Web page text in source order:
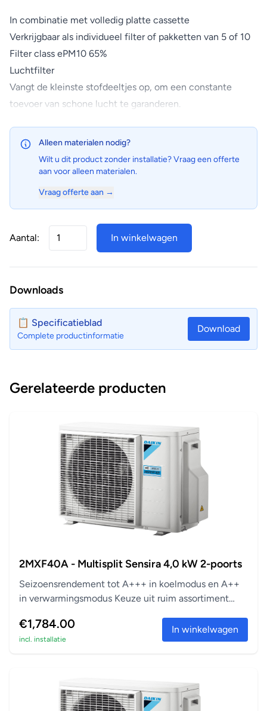
In combinatie met volledig platte cassette
Verkrijgbaar als individueel filter of pakketten van 5 of 10
Filter class ePM10 65%
Luchtfilter
Vangt de kleinste stofdeeltjes op, om een constante
toevoer van schone lucht te garanderen.
Alleen materialen nodig?
Wilt u dit product zonder installatie? Vraag een offerte
aan voor alleen materialen.
Vraag offerte aan →
Aantal: In winkelwagen
Downloads
📋 Specificatieblad
Complete productinformatie
Download
Gerelateerde producten
2MXF40A - Multisplit Sensira 4,0 kW 2-poorts
Seizoensrendement tot A+++ in koelmodus en A++
in verwarmingsmodus Keuze uit ruim assortiment
€1,784.00
incl. installatie
In winkelwagen